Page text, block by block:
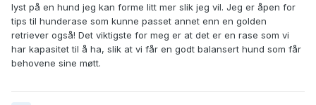
lyst på en hund jeg kan forme litt mer slik jeg vil. Jeg er åpen for
tips til hunderase som kunne passet annet enn en golden
retriever også! Det viktigste for meg er at det er en rase som vi
har kapasitet til å ha, slik at vi får en godt balansert hund som får
behovene sine møtt.